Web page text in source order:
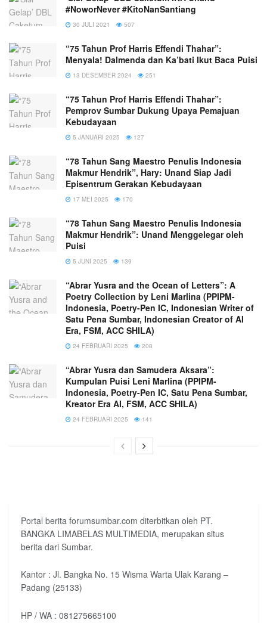
#NoworNever #KitoNanSantiang
30 JULI 2021 507
“75 Tahun Prof Harris Effendi Thahar”:
Menyala! Dalmenda dan Ka’bati Ikut Baca Puisi
13 DESEMBER 2024 251
“75 Tahun Prof Harris Effendi Thahar”:
Pemprov Sumbar Dukung Upaya Pemajuan
Kebudayaan
5 JANUARI 2025 127
“78 Tahun Sang Maestro Penulis Indonesia
Makmur Hendrik”, Hary: Unand Siap Jadi
Episentrum Gerakan Kebudayaan
17 MEI 2025 170
“78 Tahun Sang Maestro Penulis Indonesia
Makmur Hendrik”: Unand Menggelegar oleh
Puisi
5 JUNI 2025 139
“Abrar Yusra and the Ocean of Letters”: A
Poetry Collection by Leni Marlina (PPIPM-
Indonesia, Poetry-Pen IC, Indonesian Writer of
Satu Pena Sumbar, Indonesian Creator of AI
Era, FSM, ACC SHILA)
24 FEBRUARI 2025 208
“Abrar Yusra dan Samudera Aksara”:
Kumpulan Puisi Leni Marlina (PPIPM-
Indonesia, Poetry-Pen IC, Satu Pena Sumbar,
Kreator Era AI, FSM, ACC SHILA)
24 FEBRUARI 2025 141
Portal berita forumsumbar.com diterbitkan oleh PT.
BANGKA LIMABELAS MULTIMEDIA, merupakan situs
berita dari Sumbar.
Kantor : Jl. Bangka No. 15 Wisma Warta Ulak Karang –
Padang (25133)
HP / WA : 081275665100